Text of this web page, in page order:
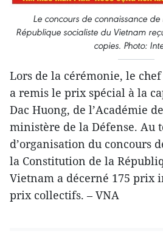
L​e concours de connaissance
République socialiste du Vietnam
copies. Photo:
Lors de la cérémonie, le
a remis le prix spécial à la
Dac Huong, de l’Académie
ministère de la Défense. Au
d’organisation du concours
la Constitution de la
Vietnam a décerné 175 prix
prix collectifs. – VNA